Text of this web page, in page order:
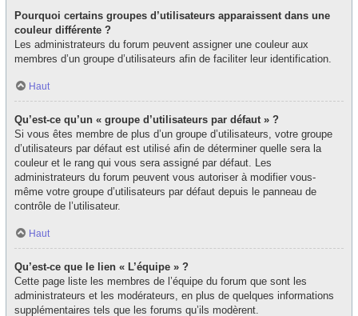
Pourquoi certains groupes d’utilisateurs apparaissent dans une
couleur différente ?
Les administrateurs du forum peuvent assigner une couleur aux
membres d’un groupe d’utilisateurs afin de faciliter leur identification.
Haut
Qu’est-ce qu’un « groupe d’utilisateurs par défaut » ?
Si vous êtes membre de plus d’un groupe d’utilisateurs, votre groupe
d’utilisateurs par défaut est utilisé afin de déterminer quelle sera la
couleur et le rang qui vous sera assigné par défaut. Les
administrateurs du forum peuvent vous autoriser à modifier vous-
même votre groupe d’utilisateurs par défaut depuis le panneau de
contrôle de l’utilisateur.
Haut
Qu’est-ce que le lien « L’équipe » ?
Cette page liste les membres de l’équipe du forum que sont les
administrateurs et les modérateurs, en plus de quelques informations
supplémentaires tels que les forums qu’ils modèrent.